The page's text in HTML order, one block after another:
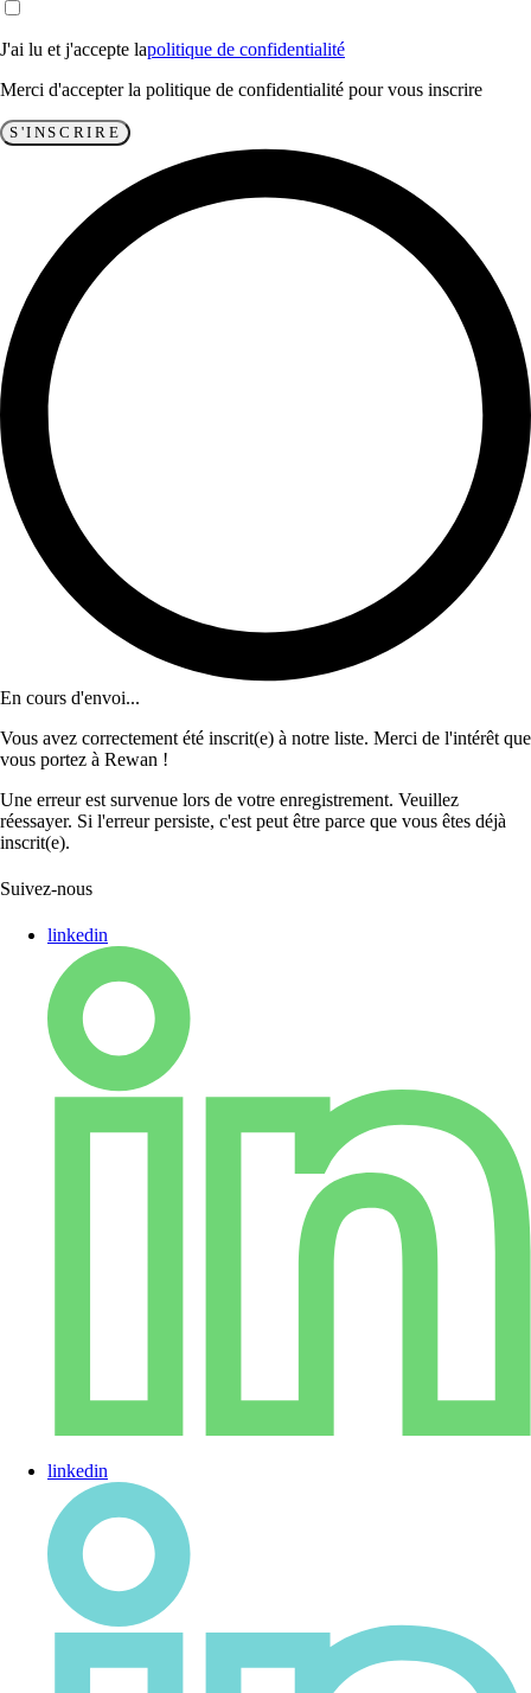
J'ai lu et j'accepte lapolitique de confidentialité
Merci d'accepter la politique de confidentialité pour vous inscrire
S'INSCRIRE
En cours d'envoi...
Vous avez correctement été inscrit(e) à notre liste. Merci de l'intérêt que
vous portez à Rewan !
Une erreur est survenue lors de votre enregistrement. Veuillez
réessayer. Si l'erreur persiste, c'est peut être parce que vous êtes déjà
inscrit(e).
Suivez-nous
linkedin
linkedin